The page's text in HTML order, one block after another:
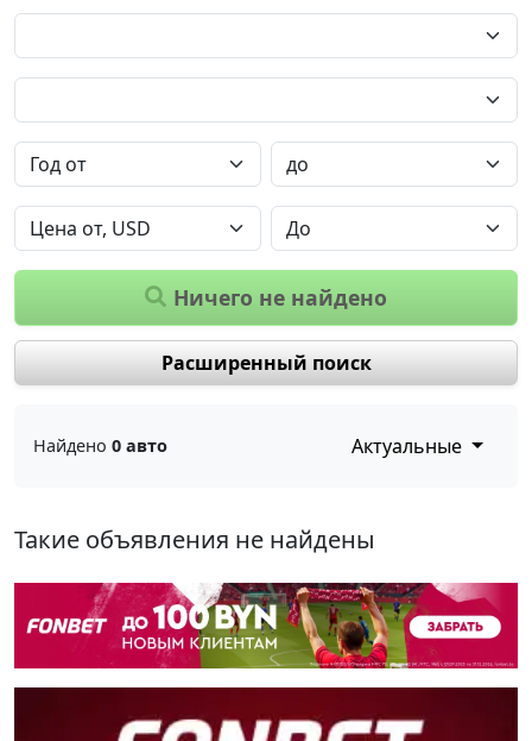
Ничего не найдено
Расширенный поиск
Найдено 0 авто Актуальные
Такие объявления не найдены